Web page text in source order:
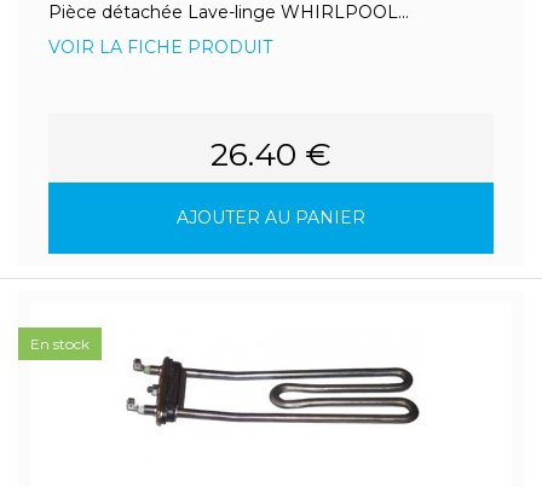
Pièce détachée Lave-linge WHIRLPOOL...
VOIR LA FICHE PRODUIT
26.40 €
AJOUTER AU PANIER
En stock